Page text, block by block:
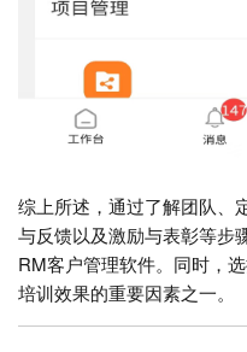
综上所述，通过了解团队、
与反馈以及激励与表彰等步
RM客户管理软件。同时，
培训效果的重要因素之一。